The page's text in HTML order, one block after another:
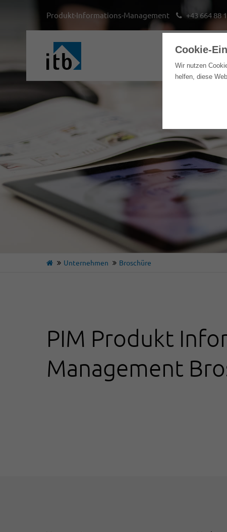
Produkt-Informations-Management +43 664 88
Unternehmen Broschüre
PIM Produkt
Management
Cookie-
Wir nutzen
helfen, diese